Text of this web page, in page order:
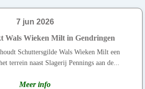
7 jun 2026
Wals Wieken Milt in Gendringen
Schuttersgilde Wals Wieken Milt een
terrein naast Slagerij Pennings aan de...
Meer info